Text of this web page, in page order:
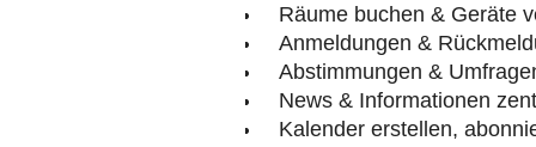
Räume buchen & Geräte
Anmeldungen &
Abstimmungen &
News & Informationen
Kalender erstellen,